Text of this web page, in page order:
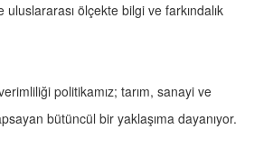
ölçekte bilgi ve farkındalık
politikamız; tarım, sanayi ve
bütüncül bir yaklaşıma dayanıyor.